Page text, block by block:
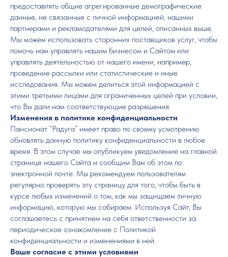
предоставлять общие агрегированные демографические
данные, не связанные с личной информацией, нашими
партнерами и рекламодателями для целей, описанных выше.
Мы можем использовать сторонних поставщиков услуг, чтобы
помочь нам управлять нашим бизнесом и Сайтом или
управлять деятельностью от нашего имени, например,
проведение рассылки или статистические и иные
исследования. Мы можем делиться этой информацией с
этими третьими лицами для ограниченных целей при условии,
что Вы дали нам соответствующие разрешения.
Изменения в политике конфиденциальности
Пансионат “Радуга” имеет право по своему усмотрению
обновлять данную политику конфиденциальности в любое
время. В этом случае мы опубликуем уведомление на главной
странице нашего Сайта и сообщим Вам об этом по
электронной почте. Мы рекомендуем пользователям
регулярно проверять эту страницу для того, чтобы быть в
курсе любых изменений о том, как мы защищаем личную
информацию, которую мы собираем. Используя Сайт, Вы
соглашаетесь с принятием на себя ответственности за
периодическое ознакомление с Политикой
конфиденциальности и изменениями в ней.
Ваше согласие с этими условиями